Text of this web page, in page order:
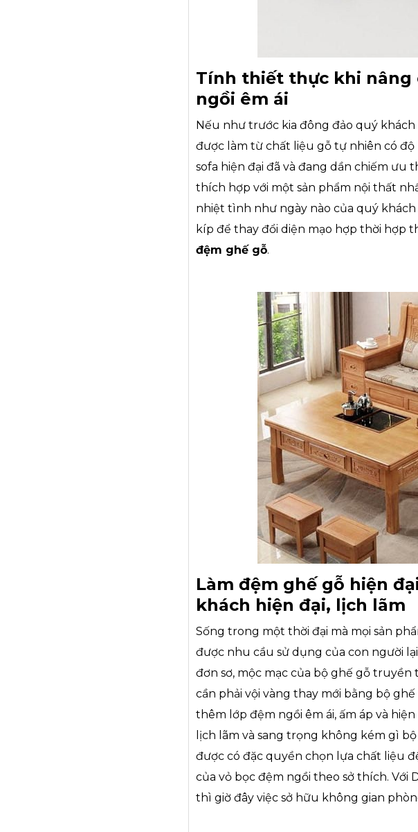
Tính thiết thực khi nâng
ngồi êm ái
Nếu như trước kia đông đảo quý
được làm từ chất liệu gỗ tự nhiên có
sofa hiện đại đã và đang dần chiếm ưu
thích hợp với một sản phẩm nội thất
nhiệt tình như ngày nào của quý
kíp để thay đổi diện mạo hợp thời hợp
đệm ghế gỗ.
Làm đệm ghế gỗ hiện
khách hiện đại, lịch lãm
Sống trong một thời đại mà mọi sản
được nhu cầu sử dụng của con người
đơn sơ, mộc mạc của bộ ghế gỗ truyền
cần phải vội vàng thay mới bằng bộ
thêm lớp đệm ngồi êm ái, ấm áp và
lịch lãm và sang trọng không kém gì
được có đặc quyền chọn lựa chất liệu
của vỏ bọc đệm ngồi theo sở thích. Với
thì giờ đây việc sở hữu không gian